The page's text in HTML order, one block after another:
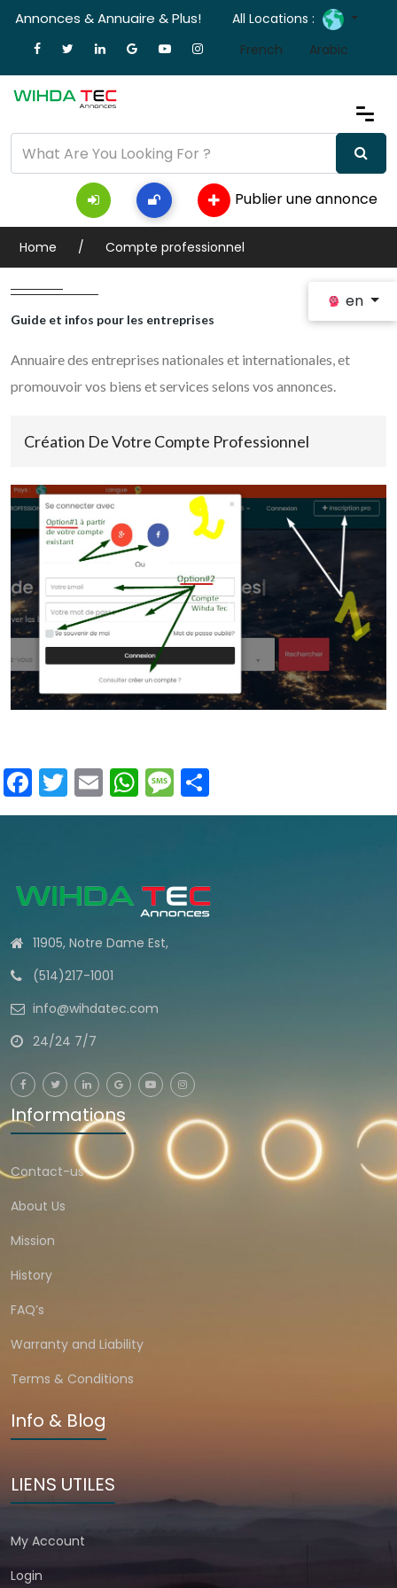
en
Annonces & Annuaire & Plus!
All Locations :
French
Arabic
Publier une annonce
Home Compte professionnel
Guide et infos pour les entreprises
Annuaire des entreprises nationales et internationales, et
promouvoir vos biens et services selons vos annonces.
Création De Votre Compte Professionnel
Facebook
Twitter
EmailWhatsApp
Message
11905, Notre Dame Est,
(514)217-1001
info@wihdatec.com
24/24 7/7
Informations
Contact-us
About Us
Mission
History
FAQ’s
Warranty and Liability
Terms & Conditions
Info & Blog
LIENS UTILES
My Account
Login